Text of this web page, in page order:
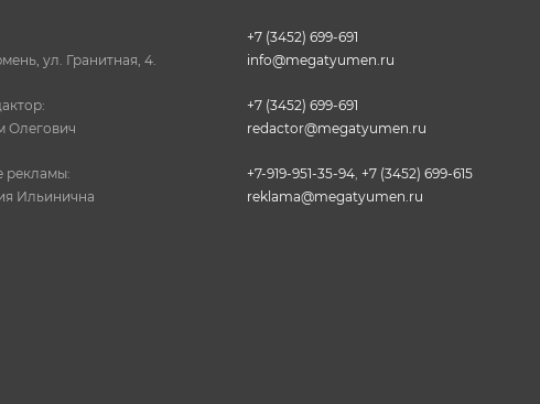
ул. Гранитная, 4.
+7 (3452) 699-691
info@megatyumen.ru
Олегович
+7 (3452) 699-691
redactor@megatyumen.ru
рекламы:
Ильинична
+7-919-951-35-94, +7 (3452) 699-615
reklama@megatyumen.ru